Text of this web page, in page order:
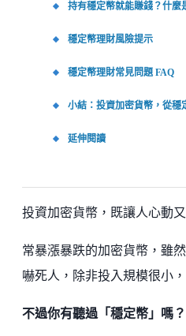
持有穩定幣就能賺錢？什麼
穩定幣理財風險提示
穩定幣理財常見問題 FAQ
小結：投資加密貨幣，從穩
延伸閱讀
投資加密貨幣，既讓人心動
常暴漲暴跌的加密貨幣，雖
嚇死人，除非投入規模很小
不過你有聽過「穩定幣」嗎？